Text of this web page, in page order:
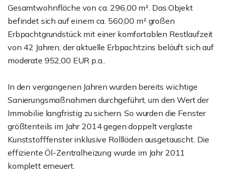
Gesamtwohnfläche von ca. 296,00 m². Das Objekt
befindet sich auf einem ca. 560,00 m² großen
Erbpachtgrundstück mit einer komfortablen Restlaufzeit
von 42 Jahren, der aktuelle Erbpachtzins beläuft sich auf
moderate 952,00 EUR p.a..
In den vergangenen Jahren wurden bereits wichtige
Sanierungsmaßnahmen durchgeführt, um den Wert der
Immobilie langfristig zu sichern. So wurden die Fenster
größtenteils im Jahr 2014 gegen doppelt verglaste
Kunststofffenster inklusive Rollläden ausgetauscht. Die
effiziente Öl-Zentralheizung wurde im Jahr 2011
komplett erneuert.